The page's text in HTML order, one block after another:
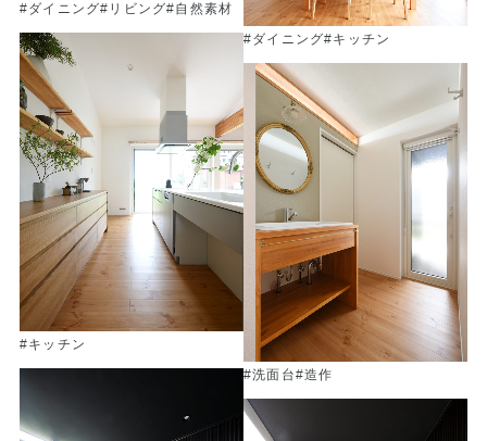
#ダイニング#リビング#自然素材
#ダイニング#キッチン
#キッチン
#洗面台#造作